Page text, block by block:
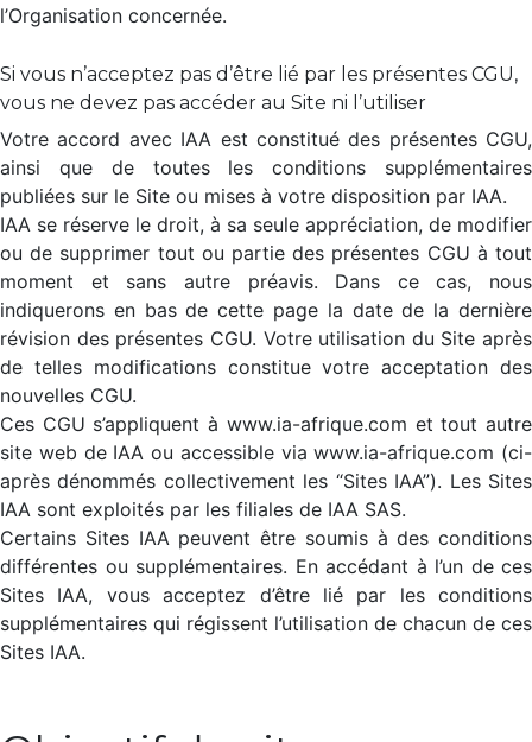
l’Organisation concernée.
Si vous n’acceptez pas d’être lié par les présentes CGU,
vous ne devez pas accéder au Site ni l’utiliser
Votre accord avec IAA est constitué des présentes CGU,
ainsi que de toutes les conditions supplémentaires
publiées sur le Site ou mises à votre disposition par IAA.
IAA se réserve le droit, à sa seule appréciation, de modifier
ou de supprimer tout ou partie des présentes CGU à tout
moment et sans autre préavis. Dans ce cas, nous
indiquerons en bas de cette page la date de la dernière
révision des présentes CGU. Votre utilisation du Site après
de telles modifications constitue votre acceptation des
nouvelles CGU.
Ces CGU s’appliquent à www.ia-afrique.com et tout autre
site web de IAA ou accessible via www.ia-afrique.com (ci-
après dénommés collectivement les “Sites IAA”). Les Sites
IAA sont exploités par les filiales de IAA SAS.
Certains Sites IAA peuvent être soumis à des conditions
différentes ou supplémentaires. En accédant à l’un de ces
Sites IAA, vous acceptez d’être lié par les conditions
supplémentaires qui régissent l’utilisation de chacun de ces
Sites IAA.